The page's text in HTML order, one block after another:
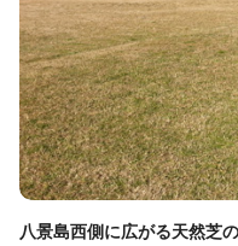
八景島西側に広がる天然芝の